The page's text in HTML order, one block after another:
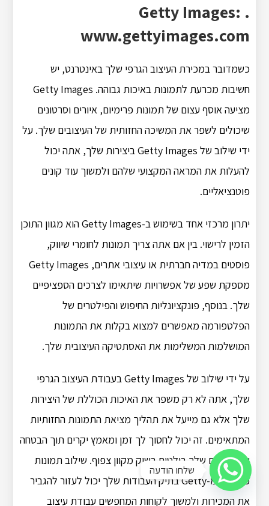
Getty Images: .
www.gettyimages.com
כשמדובר במכירת העיצוב הגרפי שלך באינטרנט, יש
חשיבות מכרעת לתמונות באיכות גבוהה. Getty Images
מציעה אוסף עצום של תמונות פרימיום, איורים וסרטונים
שיכולים לשפר את המשיכה החזותית של העיצובים שלך. על
ידי שילוב של Getty Images ביצירות שלך, אתה יכול
להעלות את המראה המקצועי שלהם ולמשוך עוד קונים
פוטנציאליים.
יתרון מרכזי אחד בשימוש ב-Getty Images הוא מגוון התוכן
הזמין לרישוי. בין אם אתה צריך תמונות לחומרי שיווק,
פוסטים במדיה חברתית או עיצובי אתרים, Getty Images
מספקת שפע של אפשרויות שיתאימו לצרכים הספציפיים
שלך. בנוסף, פונקציונליות החיפוש והפילטרים של
הפלטפורמה מאפשרים למצוא בקלות את התמונות
המושלמות המשלימות את האסתטיקה העיצובית שלך.
על ידי שילוב של Getty Images בעבודת העיצוב הגרפי
שלך, אתה לא רק משפר את האיכות הכוללת של היצירות
שלך אלא גם מייעל את תהליך מציאת התמונות החזותיות
המתאימים. זה יכול לחסוך לך זמן ומאמץ יקרים תוך הבטחה
שהעיצובים שלך בולטים בשוק מקוון צפוף. שילוב תמונות
פרימיום מ-Getty בתיק העבודות שלך יכול לעזור להגביר
את המכירות ולמשוך לקוחות המחפשים עבודת עיצוב
שלחו הודעה